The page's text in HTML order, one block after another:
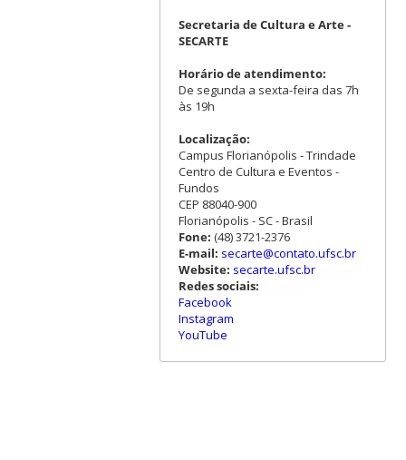
Secretaria de Cultura e Arte -
SECARTE
Horário de atendimento:
De segunda a sexta-feira das 7h
às 19h
Localização:
Campus Florianópolis - Trindade
Centro de Cultura e Eventos -
Fundos
CEP 88040-900
Florianópolis - SC - Brasil
Fone: (48) 3721-2376
E-mail: secarte@contato.ufsc.br
Website: secarte.ufsc.br
Redes sociais:
Facebook
Instagram
YouTube